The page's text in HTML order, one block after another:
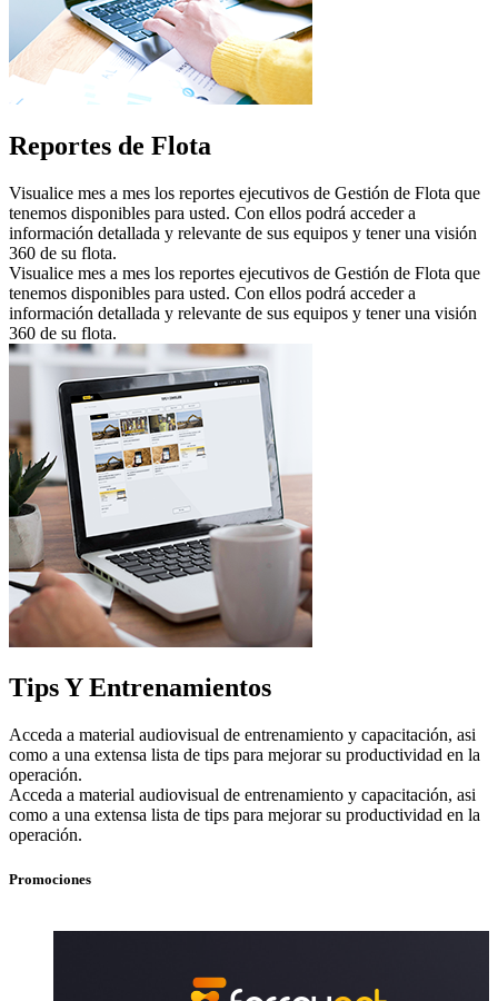
Reportes de Flota
Visualice mes a mes los reportes ejecutivos de Gestión de Flota que
tenemos disponibles para usted. Con ellos podrá acceder a
información detallada y relevante de sus equipos y tener una visión
360 de su flota.
Visualice mes a mes los reportes ejecutivos de Gestión de Flota que
tenemos disponibles para usted. Con ellos podrá acceder a
información detallada y relevante de sus equipos y tener una visión
360 de su flota.
Tips Y Entrenamientos
Acceda a material audiovisual de entrenamiento y capacitación, asi
como a una extensa lista de tips para mejorar su productividad en la
operación.
Acceda a material audiovisual de entrenamiento y capacitación, asi
como a una extensa lista de tips para mejorar su productividad en la
operación.
Promociones